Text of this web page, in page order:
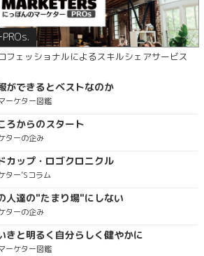
フェッショナルによるスキルシェアサービス
ができるとベストなのか
ーケター図鑑
ろからのスタート
ターの企み
カップ・ロゴクロニクル
ター’Sコラム
人達の"たまり場"にしない
ターの企み
きと明るく自分らしく健やかに
ーケター図鑑